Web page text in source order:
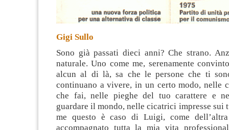
Gigi Sullo
Sono già passati dieci anni? Che strano.
naturale. Uno come me, serenamente
alcun al di là, sa che le persone che ti
continuano a vivere, in un certo modo, nelle
che fai, nelle pieghe del tuo carattere e
guardare il mondo, nelle cicatrici impresse sui
me questo è caso di Luigi, come
accompagnato tutta la mia vita